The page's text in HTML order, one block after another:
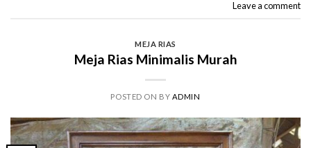
Leave a comment
MEJA RIAS
Meja Rias Minimalis Murah
POSTED ON BY ADMIN